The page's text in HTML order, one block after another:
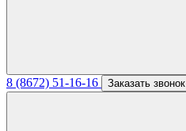
8 (8672) 51-16-16 Заказать звонок